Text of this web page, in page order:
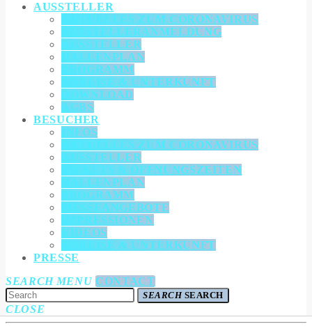
AUSSTELLER
AKTUELLES ZUM CORONAVIRUS
AUSSTELLERANMELDUNG
AUSSTELLER
HALLENPLAN
PROGRAMM
ANREISE & UNTERKUNFT
DOWNLOAD
AGBS
BESUCHER
INFOS
AKTUELLES ZUM CORONAVIRUS
AUSSTELLER
TICKETS & ÖFFNUNGSZEITEN
HALLENPLAN
PROGRAMM
MESSEANGEBOTE
IMPRESSIONEN
VIDEOS
ANREISE & UNTERKUNFT
PRESSE
SEARCH MENU CONTACT
SEARCHSEARCH
CLOSE